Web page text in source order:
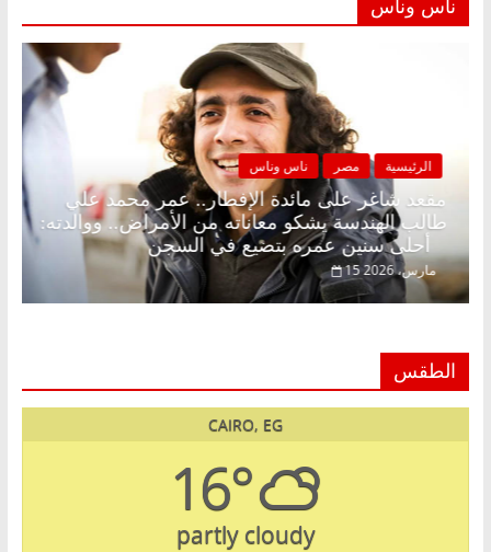
ناس وناس
الرئيسية مصر ناس وناس
مقعد شاغر على مائدة الإفطار.. عمر محمد علي
طالب الهندسة يشكو معاناته من الأمراض.. ووالدته:
أحلى سنين عمره بتضيع في السجن
15 مارس، 2026
الطقس
CAIRO, EG
16°
partly cloudy